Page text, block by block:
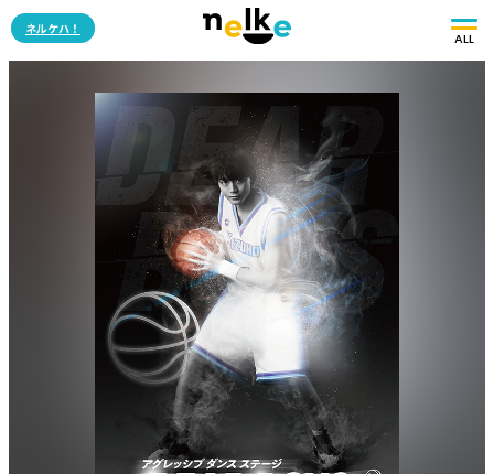
ネルケハ！
ALL